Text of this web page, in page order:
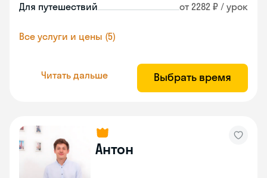
Для путешествий от 2282 ₽ / урок
Все услуги и цены (5)
Читать дальше Выбрать время
Антон